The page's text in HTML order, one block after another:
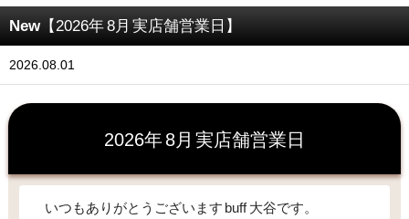
New【2026年8月 実店舗営業日 】
2026.08.01
2026年 8月 実店舗営業日
いつもありがとうございます buff 大谷です。